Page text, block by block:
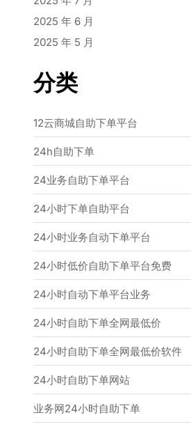
2025 年 6 月
2025 年 5 月
分类
12云商城自助下单平台
24h自助下单
24业务自助下单平台
24小时下单自助平台
24小时业务自动下单平台
24小时低价自助下单平台免费
24小时自动下单平台业务
24小时自助下单全网最低价
24小时自助下单全网最低价软件
24小时自助下单网站
业务网24小时自助下单